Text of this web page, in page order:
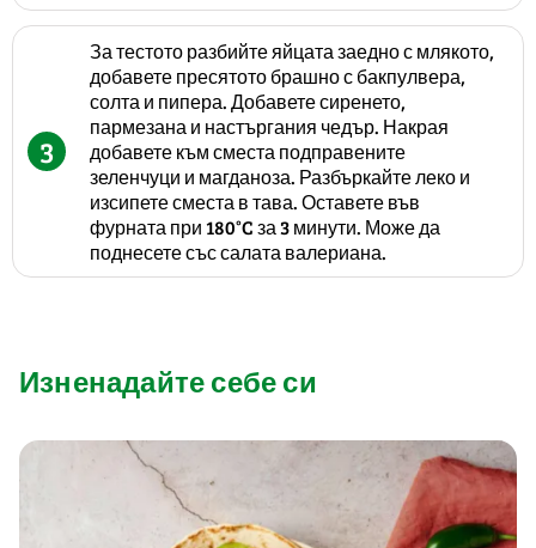
3
За тестото разбийте яйцата заедно с млякото,
добавете пресятото брашно с бакпулвера,
солта и пипера. Добавете сиренето,
пармезана и настъргания чедър. Накрая
добавете към сместа подправените
зеленчуци и магданоза. Разбъркайте леко и
изсипете сместа в тава. Оставете във
фурната при 180°C за 3 минути. Може да
поднесете със салата валериана.
Изненадайте себе си